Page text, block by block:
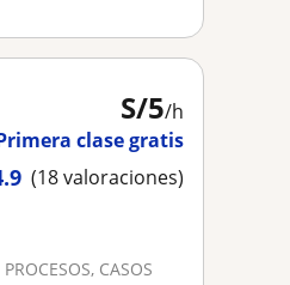
S/5/h
clase gratis
(18 valoraciones)
CASOS